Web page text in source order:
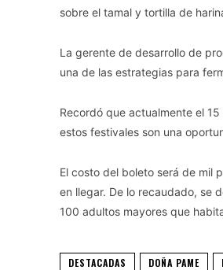
sobre el tamal y tortilla de
La gerente de desarrollo de
una de las estrategias para
Recordó que actualmente el
estos festivales son una
El costo del boleto será de mil
en llegar. De lo recaudado, se
100 adultos mayores que
DESTACADAS DOÑA PAME